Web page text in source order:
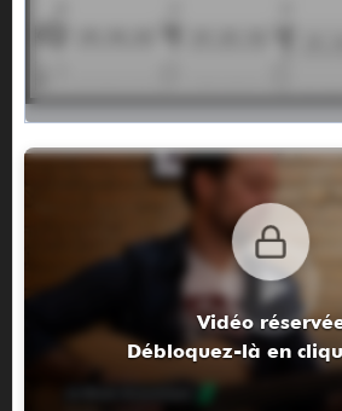
Vidéo
Débloquez-là en